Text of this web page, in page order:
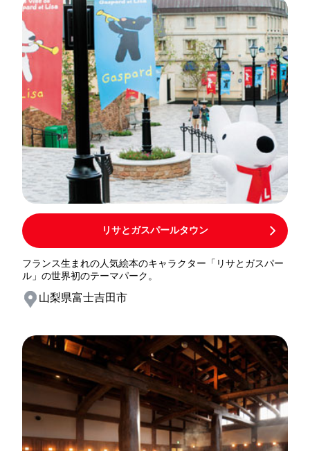
リサとガスパールタウン
フランス生まれの人気絵本のキャラクター「リサとガスパー
ル」の世界初のテーマパーク。
山梨県富士吉田市